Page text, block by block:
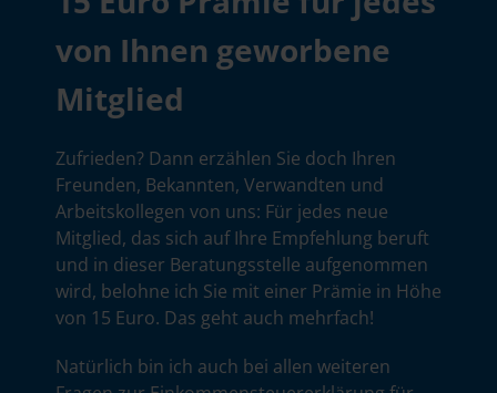
von Ihnen geworbene
Mitglied
Zufrieden? Dann erzählen Sie doch Ihren
Freunden, Bekannten, Verwandten und
Arbeitskollegen von uns: Für jedes neue
Mitglied, das sich auf Ihre Empfehlung beruft
und in dieser Beratungsstelle aufgenommen
wird, belohne ich Sie mit einer Prämie in Höhe
von 15 Euro. Das geht auch mehrfach!
Natürlich bin ich auch bei allen weiteren